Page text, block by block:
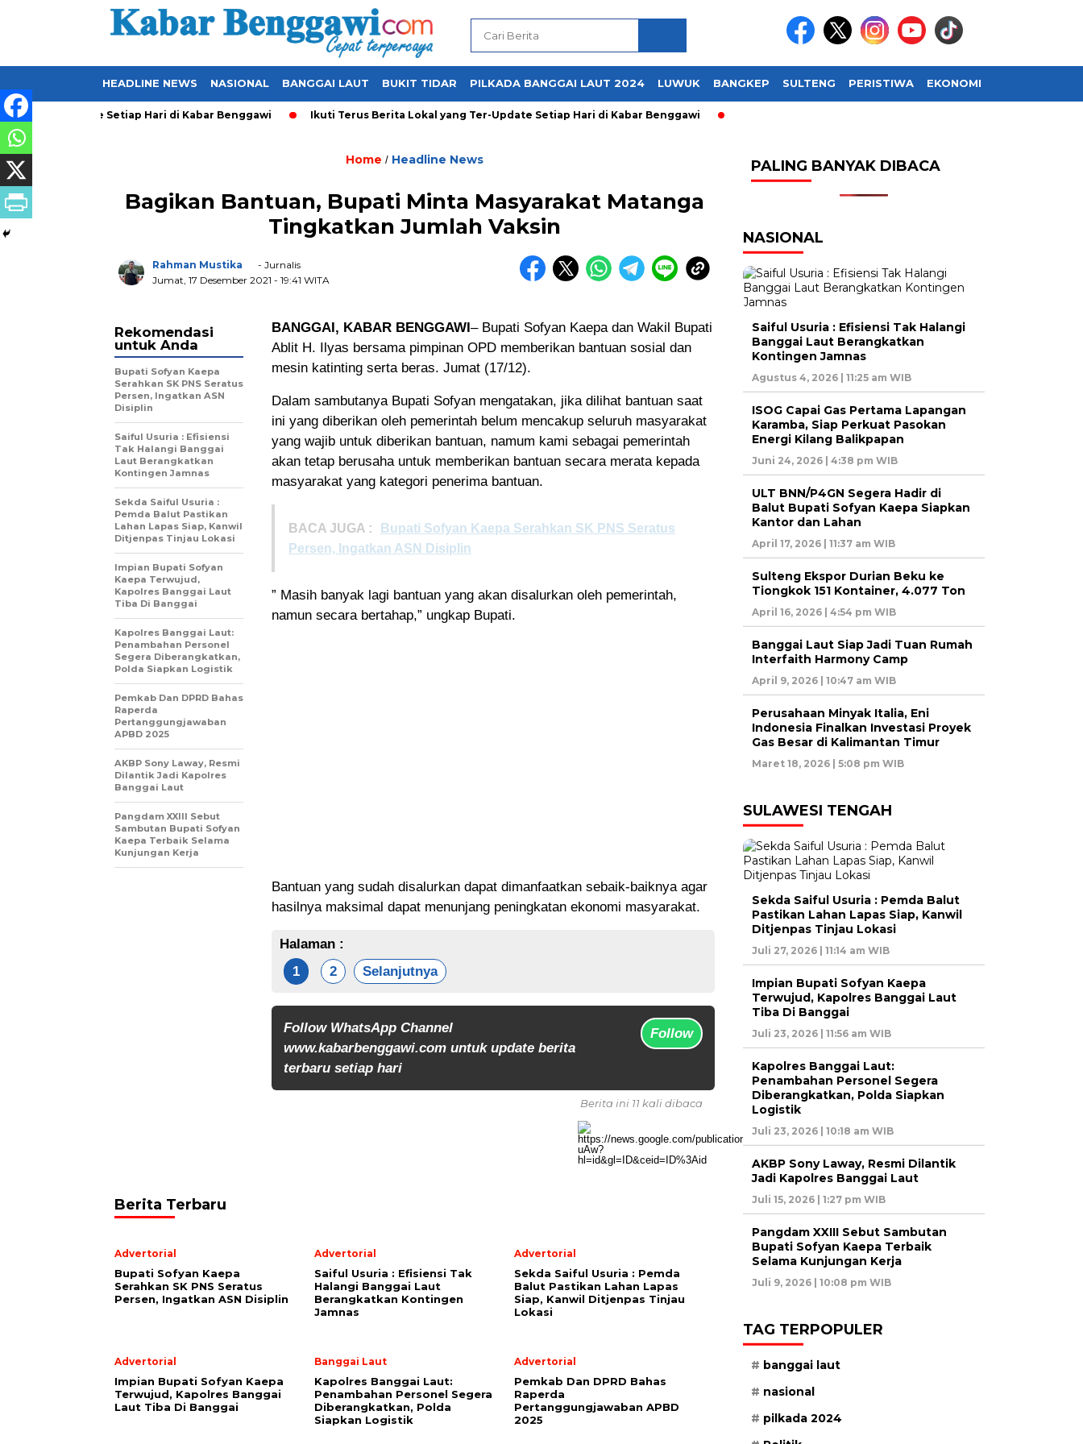
HEADLINE NEWS NASIONAL BANGGAI LAUT BUKIT TIDAR PILKADA BANGGAI LAUT 2024 LUWUK BANGKEP SULTENG PERISTIWA EKONOMI
Ter-Update Setiap Hari di Kabar Benggawi Ikuti Terus Berita Lokal yang Ter-Update Setiap Hari di Kabar Benggawi
Home / Headline News
Bagikan Bantuan, Bupati Minta Masyarakat Matanga
Tingkatkan Jumlah Vaksin
Rahman Mustika
- Jurnalis
Jumat, 17 Desember 2021 - 19:41 WITA
BANGGAI, KABAR BENGGAWI – Bupati Sofyan Kaepa dan Wakil Bupati
Ablit H. Ilyas bersama pimpinan OPD memberikan bantuan sosial dan
mesin katinting serta beras. Jumat (17/12).
Dalam sambutanya Bupati Sofyan mengatakan, jika dilihat bantuan saat
ini yang diberikan oleh pemerintah belum mencakup seluruh masyarakat
yang wajib untuk diberikan bantuan, namum kami sebagai pemerintah
akan tetap berusaha untuk memberikan bantuan secara merata kepada
masyarakat yang kategori penerima bantuan.
BACA JUGA :
Bupati Sofyan Kaepa Serahkan SK PNS Seratus
Persen, Ingatkan ASN Disiplin
” Masih banyak lagi bantuan yang akan disalurkan oleh pemerintah,
namun secara bertahap,” ungkap Bupati.
Bantuan yang sudah disalurkan dapat dimanfaatkan sebaik-baiknya agar
hasilnya maksimal dapat menunjang peningkatan ekonomi masyarakat.
Halaman :
1
2 Selanjutnya
Follow WhatsApp Channel
www.kabarbenggawi.com untuk update berita
terbaru setiap hari
Follow
Rekomendasi
untuk Anda
Bupati Sofyan Kaepa
Serahkan SK PNS Seratus
Persen, Ingatkan ASN
Disiplin
Saiful Usuria : Efisiensi
Tak Halangi Banggai
Laut Berangkatkan
Kontingen Jamnas
Sekda Saiful Usuria :
Pemda Balut Pastikan
Lahan Lapas Siap, Kanwil
Ditjenpas Tinjau Lokasi
Impian Bupati Sofyan
Kaepa Terwujud,
Kapolres Banggai Laut
Tiba Di Banggai
Kapolres Banggai Laut:
Penambahan Personel
Segera Diberangkatkan,
Polda Siapkan Logistik
Pemkab Dan DPRD Bahas
Raperda
Pertanggungjawaban
APBD 2025
AKBP Sony Laway, Resmi
Dilantik Jadi Kapolres
Banggai Laut
Pangdam XXIII Sebut
Sambutan Bupati Sofyan
Kaepa Terbaik Selama
Kunjungan Kerja
Berita ini 11 kali dibaca
Berita Terbaru
Advertorial
Bupati Sofyan Kaepa
Serahkan SK PNS Seratus
Persen, Ingatkan ASN Disiplin
Advertorial
Saiful Usuria : Efisiensi Tak
Halangi Banggai Laut
Berangkatkan Kontingen
Jamnas
Advertorial
Sekda Saiful Usuria : Pemda
Balut Pastikan Lahan Lapas
Siap, Kanwil Ditjenpas Tinjau
Lokasi
Advertorial
Impian Bupati Sofyan Kaepa
Terwujud, Kapolres Banggai
Laut Tiba Di Banggai
Banggai Laut
Kapolres Banggai Laut:
Penambahan Personel Segera
Diberangkatkan, Polda
Siapkan Logistik
Advertorial
Pemkab Dan DPRD Bahas
Raperda
Pertanggungjawaban APBD
2025
PALING BANYAK DIBACA
NASIONAL
Saiful Usuria : Efisiensi Tak Halangi
Banggai Laut Berangkatkan
Kontingen Jamnas
Agustus 4, 2026 | 11:25 am WIB
ISOG Capai Gas Pertama Lapangan
Karamba, Siap Perkuat Pasokan
Energi Kilang Balikpapan
Juni 24, 2026 | 4:38 pm WIB
ULT BNN/P4GN Segera Hadir di
Balut Bupati Sofyan Kaepa Siapkan
Kantor dan Lahan
April 17, 2026 | 11:37 am WIB
Sulteng Ekspor Durian Beku ke
Tiongkok 151 Kontainer, 4.077 Ton
April 16, 2026 | 4:54 pm WIB
Banggai Laut Siap Jadi Tuan Rumah
Interfaith Harmony Camp
April 9, 2026 | 10:47 am WIB
Perusahaan Minyak Italia, Eni
Indonesia Finalkan Investasi Proyek
Gas Besar di Kalimantan Timur
Maret 18, 2026 | 5:08 pm WIB
SULAWESI TENGAH
Sekda Saiful Usuria : Pemda Balut
Pastikan Lahan Lapas Siap, Kanwil
Ditjenpas Tinjau Lokasi
Juli 27, 2026 | 11:14 am WIB
Impian Bupati Sofyan Kaepa
Terwujud, Kapolres Banggai Laut
Tiba Di Banggai
Juli 23, 2026 | 11:56 am WIB
Kapolres Banggai Laut:
Penambahan Personel Segera
Diberangkatkan, Polda Siapkan
Logistik
Juli 23, 2026 | 10:18 am WIB
AKBP Sony Laway, Resmi Dilantik
Jadi Kapolres Banggai Laut
Juli 15, 2026 | 1:27 pm WIB
Pangdam XXIII Sebut Sambutan
Bupati Sofyan Kaepa Terbaik
Selama Kunjungan Kerja
Juli 9, 2026 | 10:08 pm WIB
TAG TERPOPULER
banggai laut
nasional
pilkada 2024